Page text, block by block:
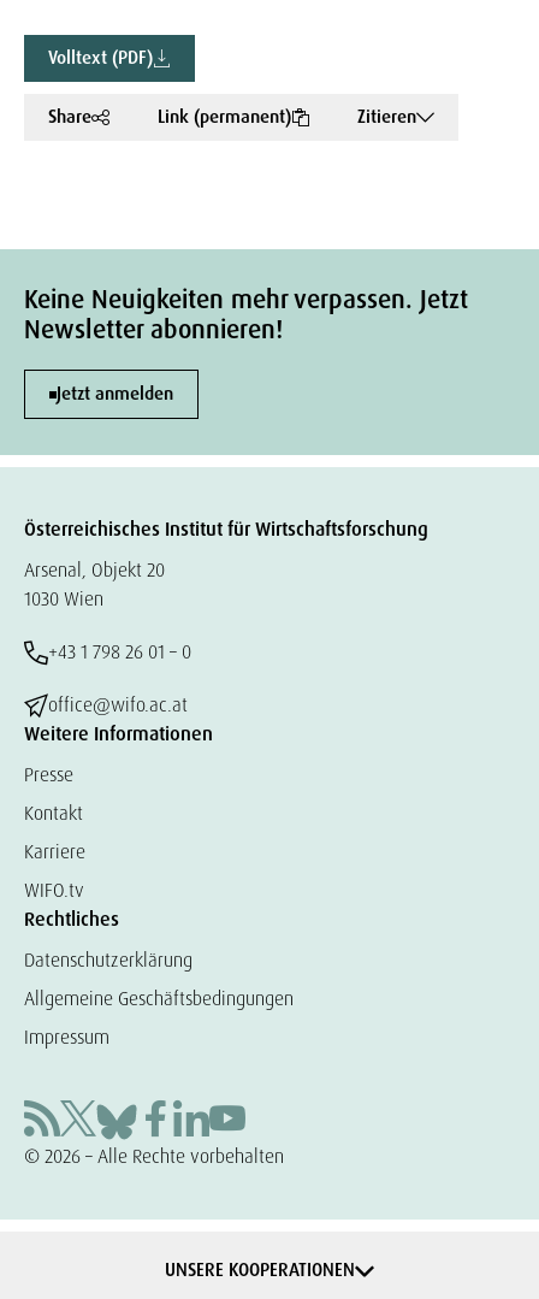
Volltext (PDF)
Share Link (permanent) Zitieren
Keine Neuigkeiten mehr verpassen. Jetzt
Newsletter abonnieren!
Jetzt anmelden
Österreichisches Institut für Wirtschaftsforschung
Arsenal, Objekt 20
1030 Wien
+43 1 798 26 01 – 0
office@wifo.ac.at
Weitere Informationen
Presse
Kontakt
Karriere
WIFO.tv
Rechtliches
Datenschutzerklärung
Allgemeine Geschäftsbedingungen
Impressum
© 2026 – Alle Rechte vorbehalten
UNSERE KOOPERATIONEN